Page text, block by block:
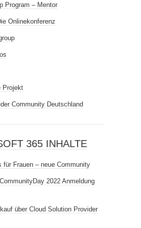
Program – Mentor
Onlinekonferenz
Projekt
Community Deutschland
365 INHALTE
für Frauen – neue Community
2022 Anmeldung
über Cloud Solution Provider